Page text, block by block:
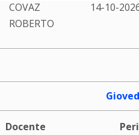
COVAZ
ROBERTO
14-10-
Docente